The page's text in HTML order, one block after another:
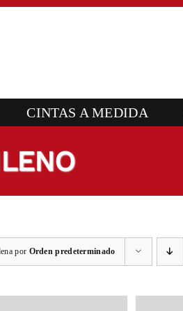
CINTAS A MEDIDA
por Orden predeterminado